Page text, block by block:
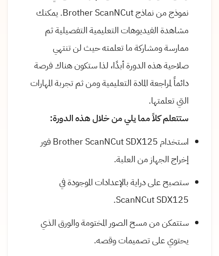
نموذج من نماذج Brother ScanNCut. يمكنك
مشاهدة الفيديوهات التعليمية التفصيلية ثم
ممارسة ومشاركة ما تعلمته حيث لن تنتهي
صلاحية هذه الدورة أبدًا، لذا ستكون هناك فرصة
دائماً لمراجعة المادة التعليمية ومن ثم تجربة المهارات
التي تعلمتها.
ستتعلم كلاً مما يلي من خلال هذه الدورة:
استخدام Brother ScanNCut SDX125 فور
إخراج الجهاز من العلبة.
ستصبح على دراية بالإعدادات الموجودة في
ScanNCut SDX125.
ستتمكن من مسح الصور المختومة والورق الذي
يحتوي على تصميمات وقصه.